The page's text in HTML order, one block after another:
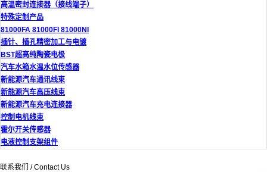
高温密封连接器（接线端子）
特殊定制产品
81000FA 81000FI 81000NI
插针、插孔精密加工与电镀
BST超高纯陶瓷电极
汽车水箱水温水位传感器
新能源汽车通讯线束
新能源汽车高压线束
新能源汽车充电连接器
控制电机线束
霍尔开关传感器
电液控制支架组件
联系我们 / Contact Us